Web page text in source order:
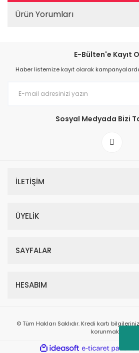
Ürün Yorumları
E-Bülten'e Kayıt
Haber listemize kayıt olarak
Sosyal Medyada Bizi
İLETİŞİM
ÜYELİK
SAYFALAR
HESABIM
© Tüm Hakları Saklıdır. Kredi kartı
korunmaktadır.
ideasoft